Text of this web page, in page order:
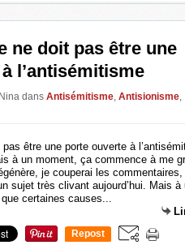
ne doit pas être une
l’antisémitisme
dans Antisémitisme, Antisionisme,
à un moment, ça commence à me
je couperai les commentaires,
sujet très clivant aujourd’hui. Mais à
certaines causes...
Repost